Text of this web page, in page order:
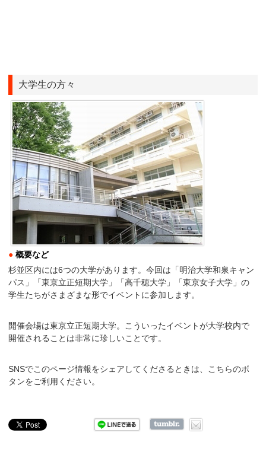
大学生の方々
● 概要など
杉並区内には6つの大学があります。今回は「明治大学和泉キャン
パス」「東京立正短期大学」「高千穂大学」「東京女子大学」の
学生たちがさまざまな形でイベントに参加します。
開催会場は東京立正短期大学。こういったイベントが大学校内で
開催されることは非常に珍しいことです。
SNSでこのページ情報をシェアしてくださるときは、こちらのボ
タンをご利用ください。